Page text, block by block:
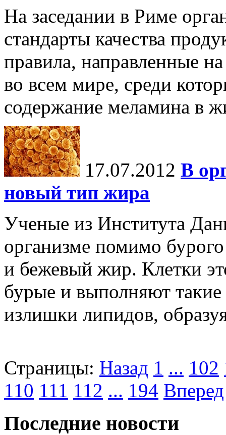
На заседании в Риме
стандарты качества
правила, направленные
во всем мире, среди
содержание меламина в
17.07.2012 В
новый тип жира
Ученые из Института
организме помимо
и бежевый жир. Клетки
бурые и выполняют
излишки липидов,
Страницы: Назад 1 ... 102
110 111 112 ... 194 Вперед
Последние новости